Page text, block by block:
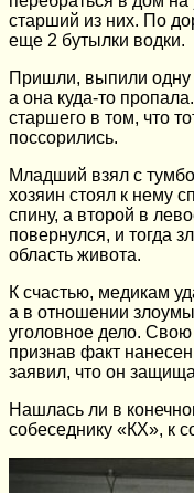
старший из них. По
еще 2 бутылки водки.
Пришли, выпили одну
а она куда-то
старшего в том, что
поссорились.
Младший взял с
хозяин стоял к нему
спину, а второй в
повернулся, и тогда
область живота.
К счастью, медикам
а в отношении
уголовное дело.
признав факт
заявил, что он
Нашлась ли в
собеседнику «КХ», к